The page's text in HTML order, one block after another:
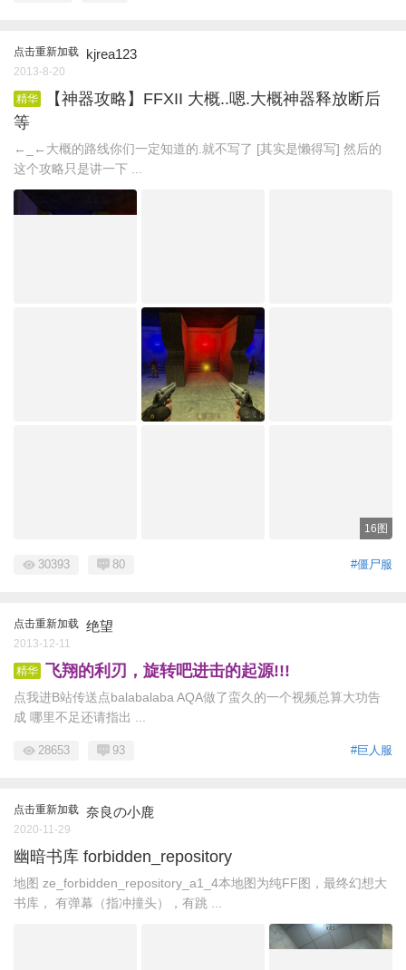
点击重新加载 kjrea123
2013-8-20
精华
【神器攻略】FFXII 大概..嗯.大概神器释放断后
等
←_←大概的路线你们一定知道的.就不写了 [其实是懒得写] 然后的
这个攻略只是讲一下 ...
16图
#僵尸服
30393 80
点击重新加载 绝望
2013-12-11
精华 飞翔的利刃，旋转吧进击的起源!!!
点我进B站传送点balabalaba AQA做了蛮久的一个视频总算大功告
成 哪里不足还请指出 ...
#巨人服
28653 93
点击重新加载 奈良の小鹿
2020-11-29
幽暗书库 forbidden_repository
地图 ze_forbidden_repository_a1_4本地图为纯FF图，最终幻想大
书库， 有弹幕（指冲撞头），有跳 ...